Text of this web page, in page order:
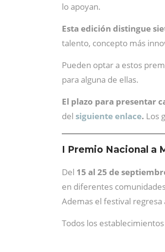
lo apoyan.
Esta edición distingue
talento, concepto más
Pueden optar a estos
para alguna de ellas.
El plazo para presentar
del siguiente enlace. Los
I Premio Nacional a
Del 15 al 25 de
en diferentes
Ademas el festival regresa
Todos los